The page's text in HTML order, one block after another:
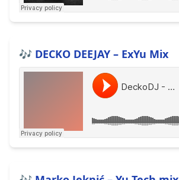
🎶 DECKO DEEJAY – ExYu Mix